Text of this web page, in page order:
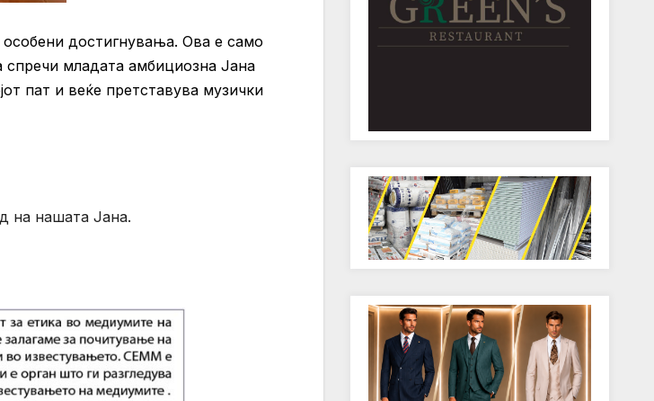
достигнувања. Ова е само
спречи младата амбициозна Јана
пат и веќе претставува музички
на нашата Јана.